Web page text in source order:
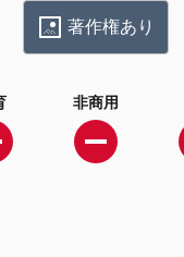
著作権あり
非商用